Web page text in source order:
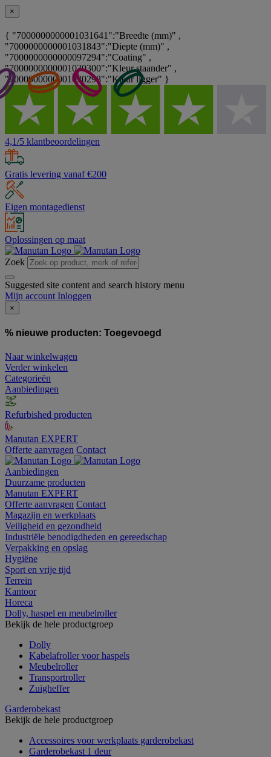
×
{ "7000000000001031641":"Breedte (mm)" ,
"7000000000001031843":"Diepte (mm)" ,
"7000000000000097294":"Coating" ,
"7000000000001030300":"Kleur staander" ,
"7000000000001030298":"Kleur ligger" }
4,1/5 klantbeoordelingen
Gratis levering vanaf €200
Eigen montagedienst
Oplossingen op maat
Zoek
Suggested site content and search history menu
Mijn account Inloggen
×
% nieuwe producten: Toegevoegd
Naar winkelwagen
Verder winkelen
Categorieën
Aanbiedingen
Refurbished producten
Manutan EXPERT
Offerte aanvragen Contact
Aanbiedingen
Duurzame producten
Manutan EXPERT
Offerte aanvragen Contact
Magazijn en werkplaats
Veiligheid en gezondheid
Industriële benodigdheden en gereedschap
Verpakking en opslag
Hygiëne
Sport en vrije tijd
Terrein
Kantoor
Horeca
Dolly, haspel en meubelroller
Bekijk de hele productgroep
Dolly
Kabelafroller voor haspels
Meubelroller
Transportroller
Zuigheffer
Garderobekast
Bekijk de hele productgroep
Accessoires voor werkplaats garderobekast
Garderobekast 1 deur